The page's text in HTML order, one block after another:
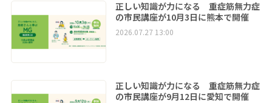
正しい知識が力になる 重症筋無力症
の市民講座が10月3日に熊本で開催
2026.07.27 13:00
正しい知識が力になる 重症筋無力症
の市民講座が9月12日に愛知で開催